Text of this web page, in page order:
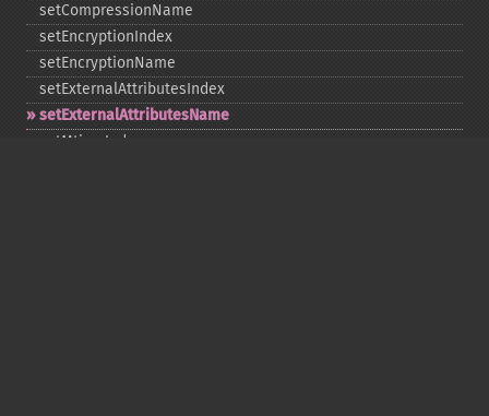
setCompressionName
setEncryptionIndex
setEncryptionName
setExternalAttributesIndex
setExternalAttributesName
setMtimeIndex